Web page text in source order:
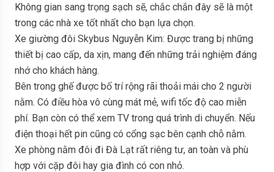
Không gian sang trọng sạch sẽ, chắc chắn đây sẽ là một
trong các nhà xe tốt nhất cho bạn lựa chọn.
Xe giường đôi Skybus Nguyễn Kim: Được trang bị những
thiết bị cao cấp, da xịn, mang đến những trải nghiệm đáng
nhớ cho khách hàng.
Bên trong ghế được bố trí rộng rãi thoải mái cho 2 người
nằm. Có điều hòa vô cùng mát mẻ, wifi tốc độ cao miễn
phí. Bạn còn có thể xem TV trong quá trình di chuyển. Nếu
điện thoại hết pin cũng có cổng sạc bên cạnh chỗ nằm.
Xe phòng nằm đôi đi Đà Lạt rất riêng tư, an toàn và phù
hợp với cặp đôi hay gia đình có con nhỏ.